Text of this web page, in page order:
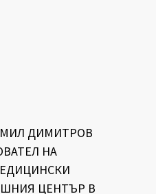
ДИМИТРОВ
НА
ЦЕНТЪР В